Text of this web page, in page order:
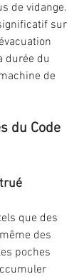
de vidange.
sur
durée du
de
du Code
que des
des
poches